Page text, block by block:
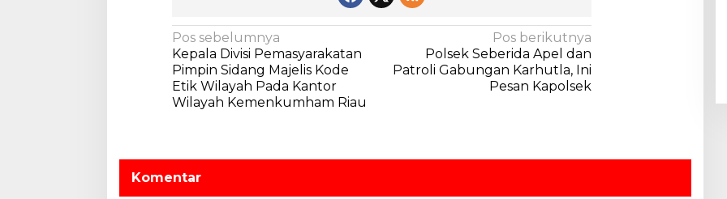
N
a
v
i
a
s
Pos sebelumnya
Kepala Divisi Pemasyarakatan
Pimpin Sidang Majelis Kode
Etik Wilayah Pada Kantor
Wilayah Kemenkumham Riau
Pos berikutnya
Polsek Seberida Apel dan
Patroli Gabungan Karhutla, Ini
Pesan Kapolsek
Komentar